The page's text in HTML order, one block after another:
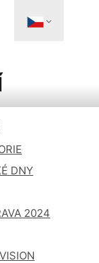
DNY
2024